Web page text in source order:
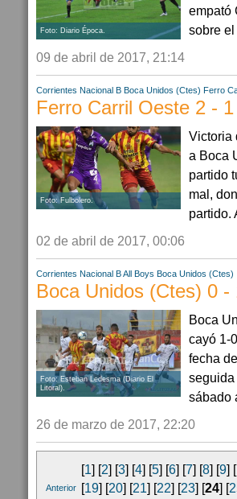
Foto: Diario Época.
empató
sobre
09 de abril de 2017, 21:14
Corrientes Nacional B Boca Unidos (Ctes) Ferro
Ferro Carril Oeste 2 -
Foto: Fulbolero.
Victoria
a Boca
partido
mal,
partido.
02 de abril de 2017, 00:06
Corrientes Nacional BAll Boys Boca Unidos (Ctes)
Boca Unidos (Ctes) 0 -
Foto: Esteban Ledesma (Diario El
Litoral).
Boca
cayó 1-
fecha
seguida
sábado
26 de marzo de 2017, 22:20
Anterior
[1] [2] [3] [4] [5] [6] [7] [8] [9] [
[19] [20] [21] [22] [23] [24] [